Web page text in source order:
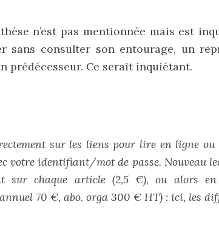
n’est pas mentionnée mais est
sans consulter son entourage, un
prédécesseur. Ce serait inquiétant.
sur les liens pour lire en ligne ou
votre identifiant/mot de passe. Nouveau
sur chaque article (2,5 €), ou alors en
70 €, abo. orga 300 € HT) : ici, les